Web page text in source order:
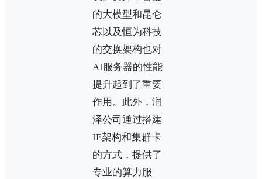
的大模型和昆仑
芯以及恒为科技
的交换架构也对
AI服务器的性能
提升起到了重要
作用。此外，润
泽公司通过搭建
IE架构和集群卡
的方式，提供了
专业的算力服